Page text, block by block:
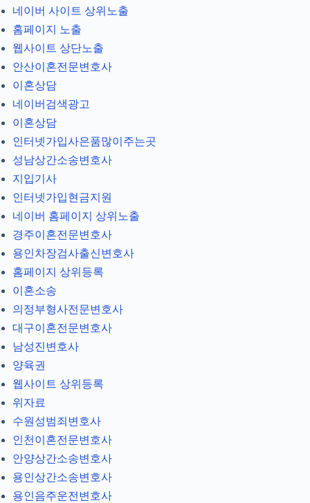
네이버 사이트 상위노출
홈페이지 노출
웹사이트 상단노출
안산이혼전문변호사
이혼상담
네이버검색광고
이혼상담
인터넷가입사은품많이주는곳
성남상간소송변호사
지입기사
인터넷가입현금지원
네이버 홈페이지 상위노출
경주이혼전문변호사
용인차장검사출신변호사
홈페이지 상위등록
이혼소송
의정부형사전문변호사
대구이혼전문변호사
남성진변호사
양육권
웹사이트 상위등록
위자료
수원성범죄변호사
인천이혼전문변호사
안양상간소송변호사
용인상간소송변호사
용인음주운전변호사